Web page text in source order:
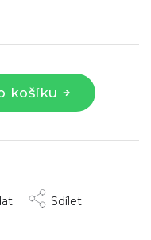
košíku
Sdílet